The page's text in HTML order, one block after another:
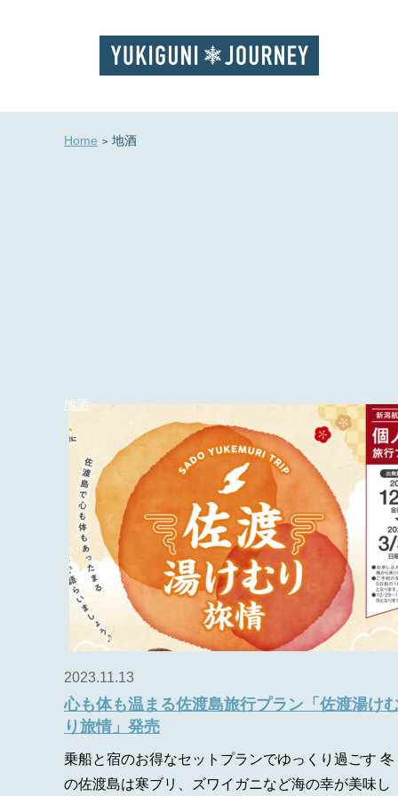
Home 地酒
地酒
2023.11.13
心も体も温まる佐渡島旅行プラン「佐渡湯け
り旅情」発売
乗船と宿のお得なセットプランでゆっくり過ごす 冬
の佐渡島は寒ブリ、ズワイガニなど海の幸が美味し